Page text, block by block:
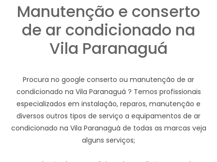
Manutenção e conserto
de ar condicionado na
Vila Paranaguá
Procura no google conserto ou manutenção de ar
condicionado na Vila Paranaguá ? Temos profissionais
especializados em instalação, reparos, manutenção e
diversos outros tipos de serviço a equipamentos de ar
condicionado na Vila Paranaguá de todas as marcas veja
alguns serviços;